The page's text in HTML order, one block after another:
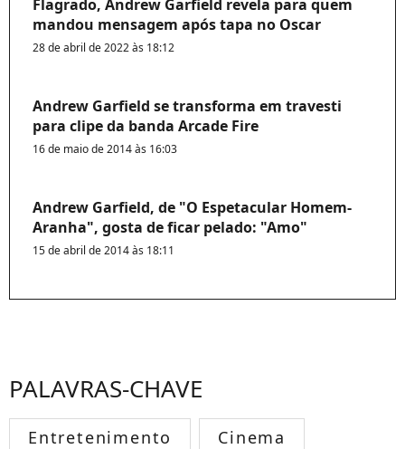
Flagrado, Andrew Garfield revela para quem
mandou mensagem após tapa no Oscar
28 de abril de 2022 às 18:12
Andrew Garfield se transforma em travesti
para clipe da banda Arcade Fire
16 de maio de 2014 às 16:03
Andrew Garfield, de "O Espetacular Homem-
Aranha", gosta de ficar pelado: "Amo"
15 de abril de 2014 às 18:11
PALAVRAS-CHAVE
Entretenimento Cinema